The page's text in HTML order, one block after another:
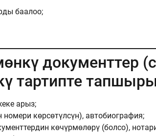
баалоо;
документтер
тартипте
арыз;
көрсөтүлсүн), автобиография;
көчүрмөлөрү (болсо),